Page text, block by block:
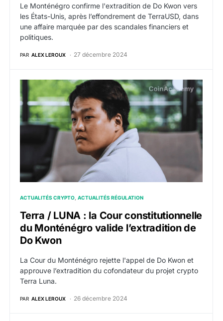
Le Monténégro confirme l'extradition de Do Kwon vers
les États-Unis, après l’effondrement de TerraUSD, dans
une affaire marquée par des scandales financiers et
politiques.
PAR ALEX LEROUX 27 décembre 2024
Terra / LUNA : la Cour constitutionnelle du
ACTUALITÉS CRYPTO ACTUALITÉS RÉGULATION
Terra / LUNA : la Cour constitutionnelle
du Monténégro valide l’extradition de
Do Kwon
La Cour du Monténégro rejette l'appel de Do Kwon et
approuve l’extradition du cofondateur du projet crypto
Terra Luna.
PAR ALEX LEROUX 26 décembre 2024